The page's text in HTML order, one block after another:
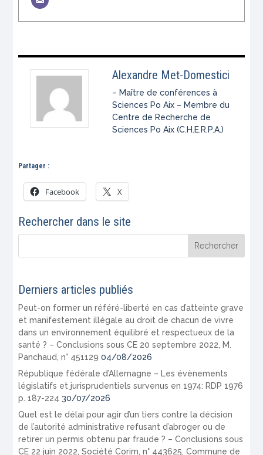
Alexandre Met-Domestici
– Maître de conférences à
Sciences Po Aix – Membre du
Centre de Recherche de
Sciences Po Aix (C.H.E.R.P.A.)
Partager :
Facebook X
Rechercher dans le site
Derniers articles publiés
Peut-on former un référé-liberté en cas d’atteinte grave
et manifestement illégale au droit de chacun de vivre
dans un environnement équilibré et respectueux de la
santé ? – Conclusions sous CE 20 septembre 2022, M.
Panchaud, n° 451129 04/08/2026
République fédérale d’Allemagne – Les évènements
législatifs et jurisprudentiels survenus en 1974: RDP 1976
p. 187-224 30/07/2026
Quel est le délai pour agir d’un tiers contre la décision
de l’autorité administrative refusant d’abroger ou de
retirer un permis obtenu par fraude ? – Conclusions sous
CE 22 juin 2022, Société Corim, n° 443625, Commune de